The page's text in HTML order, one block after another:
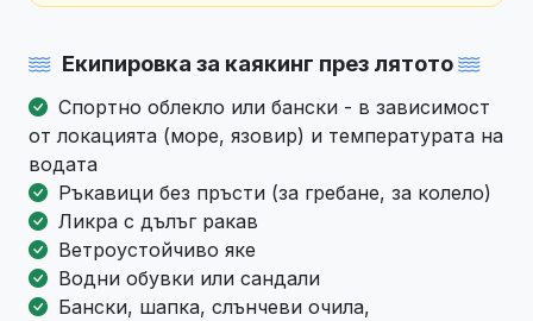
Екипировка за каякинг през лятото
Спортно облекло или бански - в зависимост
от локацията (море, язовир) и температурата на
водата
Ръкавици без пръсти (за гребане, за колело)
Ликра с дълъг ракав
Ветроустойчиво яке
Водни обувки или сандали
Бански, шапка, слънчеви очила,